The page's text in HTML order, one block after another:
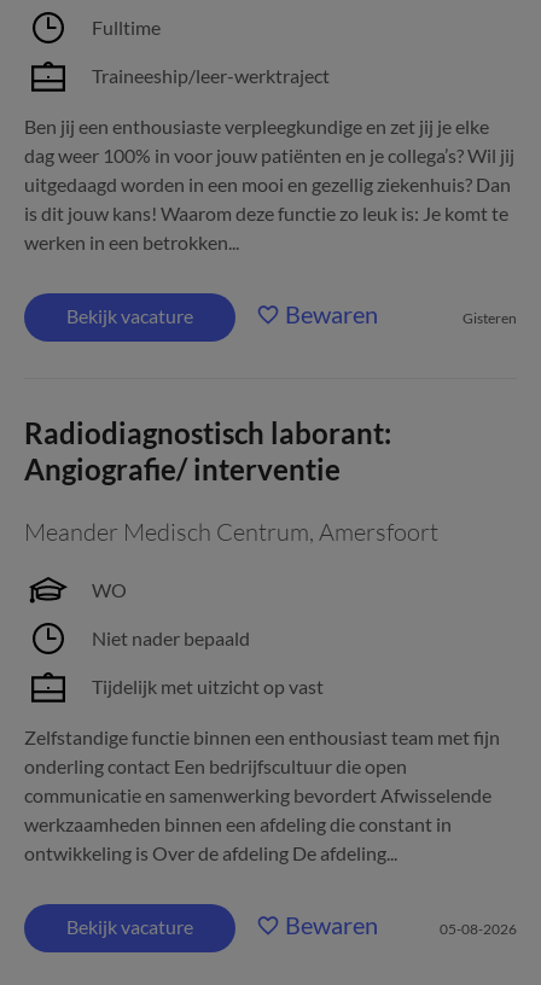
Fulltime
Traineeship/leer-werktraject
Ben jij een enthousiaste verpleegkundige en zet jij je elke
dag weer 100% in voor jouw patiënten en je collega’s? Wil jij
uitgedaagd worden in een mooi en gezellig ziekenhuis? Dan
is dit jouw kans! Waarom deze functie zo leuk is: Je komt te
werken in een betrokken...
Bekijk vacature Bewaren Gisteren
Radiodiagnostisch laborant:
Angiografie/ interventie
Meander Medisch Centrum, Amersfoort
WO
Niet nader bepaald
Tijdelijk met uitzicht op vast
Zelfstandige functie binnen een enthousiast team met fijn
onderling contact Een bedrijfscultuur die open
communicatie en samenwerking bevordert Afwisselende
werkzaamheden binnen een afdeling die constant in
ontwikkeling is Over de afdeling De afdeling...
Bekijk vacature Bewaren 05-08-2026